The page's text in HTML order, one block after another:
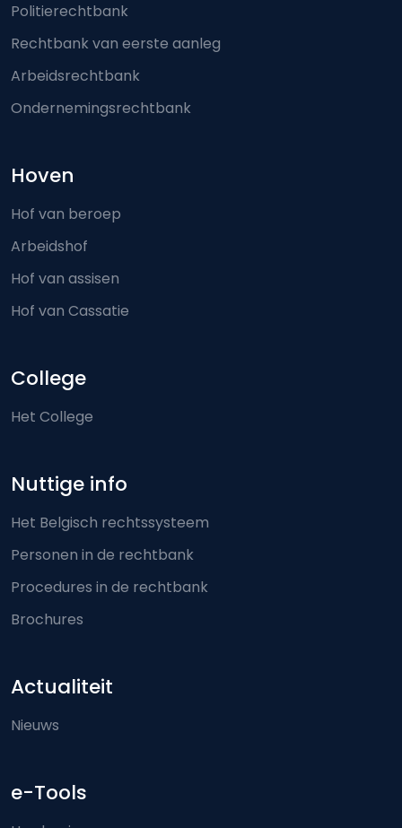
Politierechtbank
Rechtbank van eerste aanleg
Arbeidsrechtbank
Ondernemingsrechtbank
Hoven
Hof van beroep
Arbeidshof
Hof van assisen
Hof van Cassatie
College
Het College
Nuttige info
Het Belgisch rechtssysteem
Personen in de rechtbank
Procedures in de rechtbank
Brochures
Actualiteit
Nieuws
e-Tools